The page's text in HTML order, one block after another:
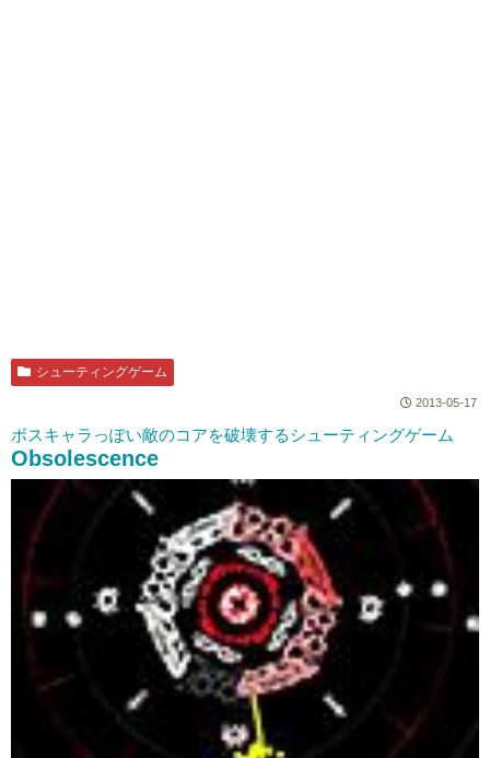
シューティングゲーム
2013-05-17
ボスキャラっぽい敵のコアを破壊するシューティングゲーム
Obsolescence